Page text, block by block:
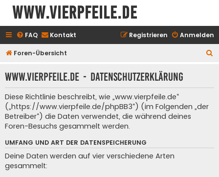
www.vierpfeile.de
FAQ Kontakt Anmelden
Registrieren
Foren-Übersicht
h
www.vierpfeile.de - Datenschutzerklärung
Diese Richtlinie beschreibt, wie „www.vierpfeile.de“
(„https://www.vierpfeile.de/phpBB3“) (im Folgenden „der
Betreiber“) die Daten verwendet, die während deines
Foren-Besuchs gesammelt werden.
UMFANG UND ART DER DATENSPEICHERUNG
Deine Daten werden auf vier verschiedene Arten
gesammelt: